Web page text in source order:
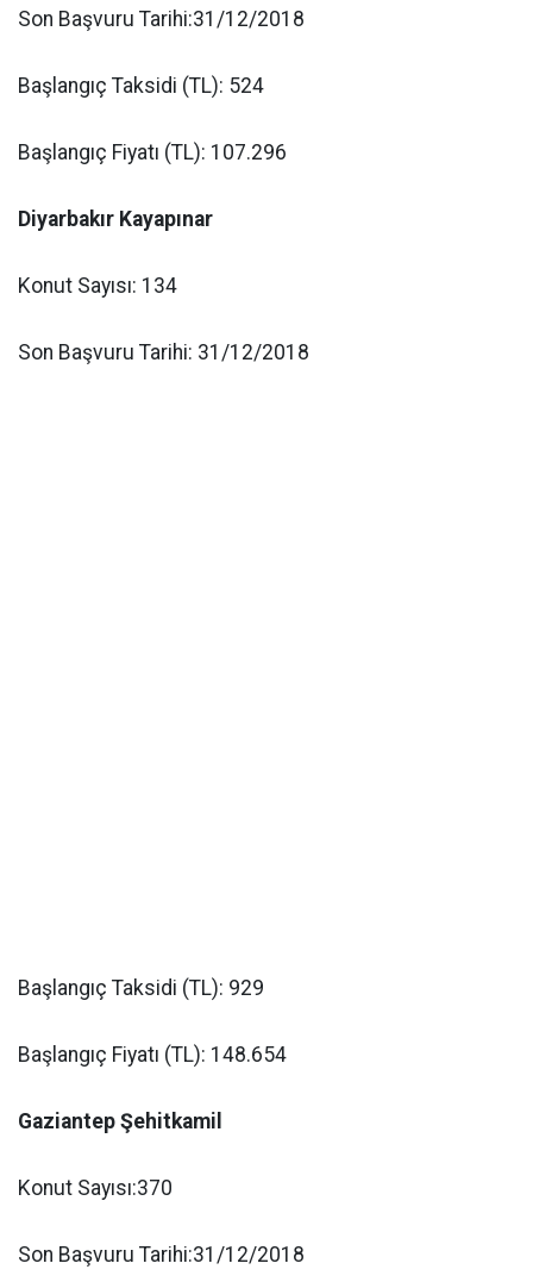
Son Başvuru Tarihi:31/12/2018
Başlangıç Taksidi (TL): 524
Başlangıç Fiyatı (TL): 107.296
Diyarbakır Kayapınar
Konut Sayısı: 134
Son Başvuru Tarihi: 31/12/2018
Başlangıç Taksidi (TL): 929
Başlangıç Fiyatı (TL): 148.654
Gaziantep Şehitkamil
Konut Sayısı:370
Son Başvuru Tarihi:31/12/2018